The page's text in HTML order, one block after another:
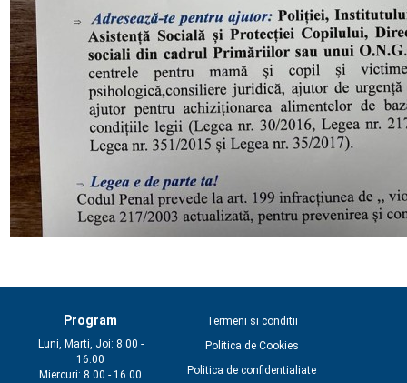
Program
Luni, Marti, Joi: 8.00 -
16.00
Miercuri: 8.00 - 16.00
Termeni si conditii
Politica de Cookies
Politica de confidentialiate